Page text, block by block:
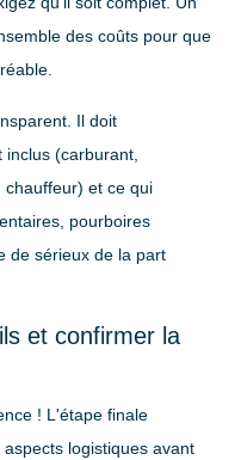
des coûts pour que
Il doit
(carburant,
chauffeur) et ce qui
pourboires
de sérieux de la part
et confirmer la
! L'étape finale
logistiques avant